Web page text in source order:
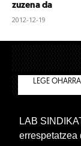
zuzena da
2012-12-19
LEGE
IPAR HEGOA
DENDA
LAB
errespetatzea